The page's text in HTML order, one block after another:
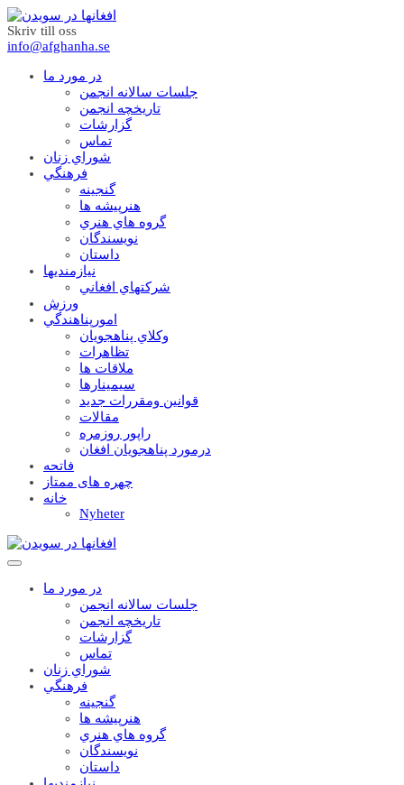
Skriv till oss
info@afghanha.se
در مورد ما
جلسات سالانه انجمن
تاریخچه انجمن
گزارشات
تماس
شوراي زنان
فرهنگي
گنجينه
هنرپيشه ها
گروه هاي هنري
نويسندگان
داستان
نيازمنديها
شرکتهاي افغاني
ورزش
امورپناهندگي
وکلاي پناهجويان
تظاهرات
ملاقات ها
سيمينارها
قوانين ومقررات جديد
مقالات
راپور روزمره
درمورد پناهجويان افغان
فاتحه
چهره های ممتاز
خانه
Nyheter
در مورد ما
جلسات سالانه انجمن
تاریخچه انجمن
گزارشات
تماس
شوراي زنان
فرهنگي
گنجينه
هنرپيشه ها
گروه هاي هنري
نويسندگان
داستان